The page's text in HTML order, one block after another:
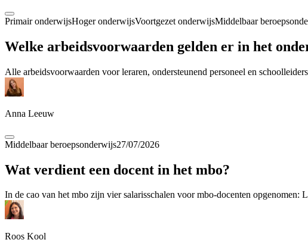
Primair onderwijsHoger onderwijsVoortgezet onderwijsMiddelbaar
Welke arbeidsvoorwaarden gelden er in het
Alle arbeidsvoorwaarden voor leraren, ondersteunend personeel en
Anna Leeuw
Middelbaar beroepsonderwijs27/07/2026
Wat verdient een docent in het mbo?
In de cao van het mbo zijn vier salarisschalen voor mbo-docenten
Roos Kool